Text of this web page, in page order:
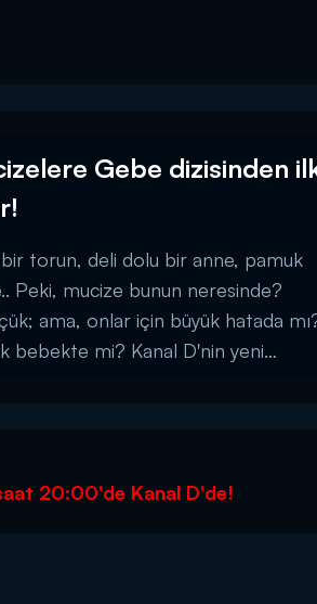
Gebe dizisinden
torun, deli dolu bir anne, pamuk
ama, onlar için büyük hatada
bebekte mi? Kanal D'nin yeni
20:00'de Kanal D'de!